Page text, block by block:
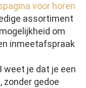
voor horen
assortiment
om
inmeetafspraak
weet je dat je een
zonder gedoe